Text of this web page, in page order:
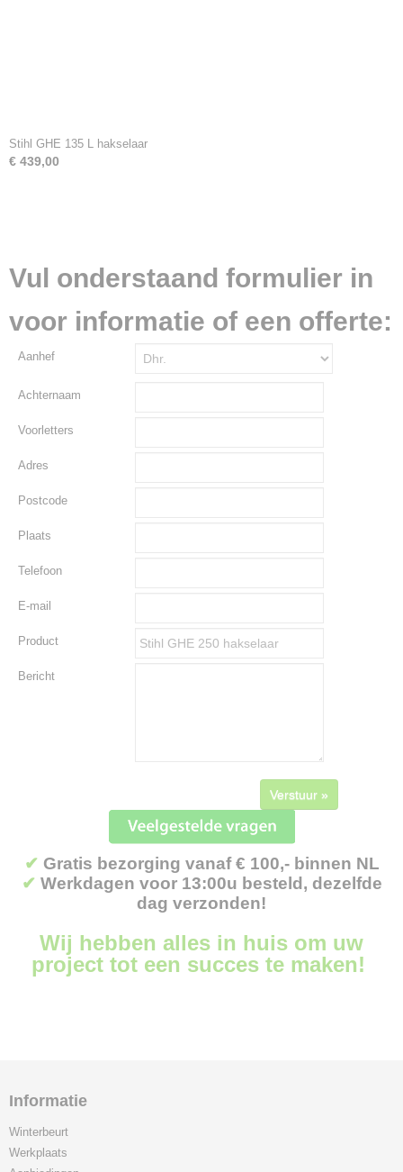
Stihl GHE 135 L hakselaar
€ 439,00
Vul onderstaand formulier in
voor informatie of een offerte:
Aanhef
Achternaam
Voorletters
Adres
Postcode
Plaats
Telefoon
E-mail
Product
Bericht
Verstuur »
✔ Gratis bezorging vanaf € 100,- binnen NL
✔ Werkdagen voor 13:00u besteld, dezelfde
dag verzonden!
Wij hebben alles in huis om uw
project tot een succes te maken!
Informatie
Winterbeurt
Werkplaats